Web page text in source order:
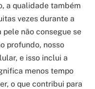
a qualidade também
vezes durante a
não consegue se
profundo, nosso
e isso inclui a
menos tempo
o que contribui para